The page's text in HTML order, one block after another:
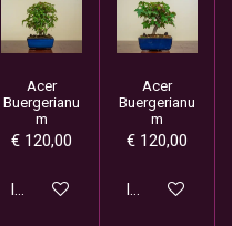
Acer
Buergerianu
m
€ 120,00
In winkelwagen
Acer
Buergerianu
m
€ 120,00
In